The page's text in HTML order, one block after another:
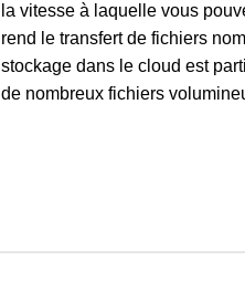
la vitesse à laquelle vous
rend le transfert de fichiers
stockage dans le cloud est
de nombreux fichiers